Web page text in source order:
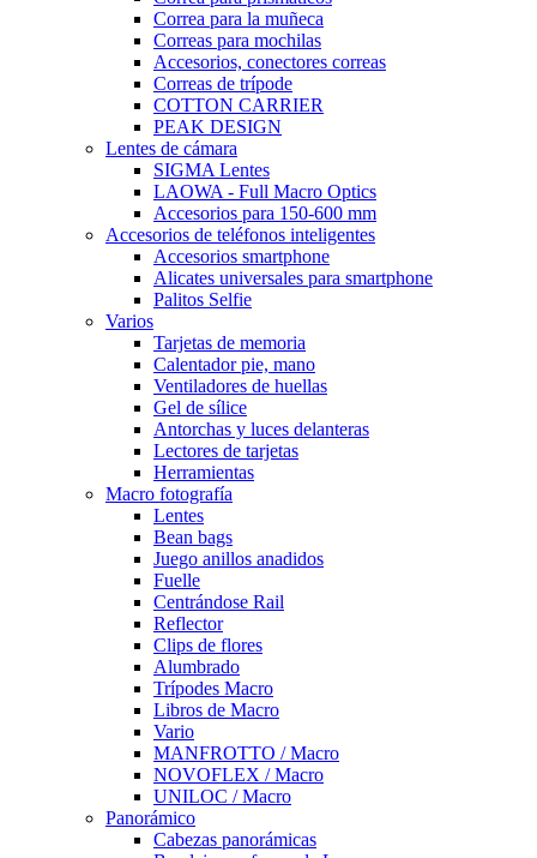
Correa para la muñeca
Correas para mochilas
Accesorios, conectores correas
Correas de trípode
COTTON CARRIER
PEAK DESIGN
Lentes de cámara
SIGMA Lentes
LAOWA - Full Macro Optics
Accesorios para 150-600 mm
Accesorios de teléfonos inteligentes
Accesorios smartphone
Alicates universales para smartphone
Palitos Selfie
Varios
Tarjetas de memoria
Calentador pie, mano
Ventiladores de huellas
Gel de sílice
Antorchas y luces delanteras
Lectores de tarjetas
Herramientas
Macro fotografía
Lentes
Bean bags
Juego anillos anadidos
Fuelle
Centrándose Rail
Reflector
Clips de flores
Alumbrado
Trípodes Macro
Libros de Macro
Vario
MANFROTTO / Macro
NOVOFLEX / Macro
UNILOC / Macro
Panorámico
Cabezas panorámicas